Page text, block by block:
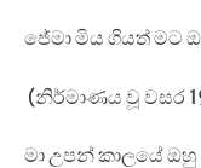
ජේමා මිය ගියත්
(නිර්මාණය වූ වසර
මා උපන් කාලයේ ඔහු